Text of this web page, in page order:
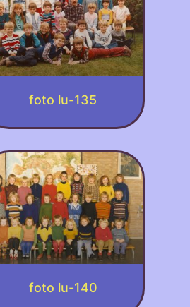
foto lu-135
foto lu-140